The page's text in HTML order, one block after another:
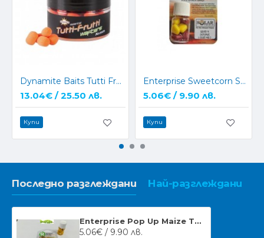
Dynamite Baits Tutti Frutti Fluro Wafters 14mm
13.04€ / 25.50 лв.
Купи
Enterprise Sweetcorn SQUID OCTOPUS Изкуствена Плуваща Царевица в Дип
5.06€ / 9.90 лв.
Купи
Последно разглеждани Най-разглеждани
Enterprise Pop Up Maize TUTTI FRUTTI Изкуствена Стара Плуваща Царевица в Дип
5.06€ / 9.90 лв.